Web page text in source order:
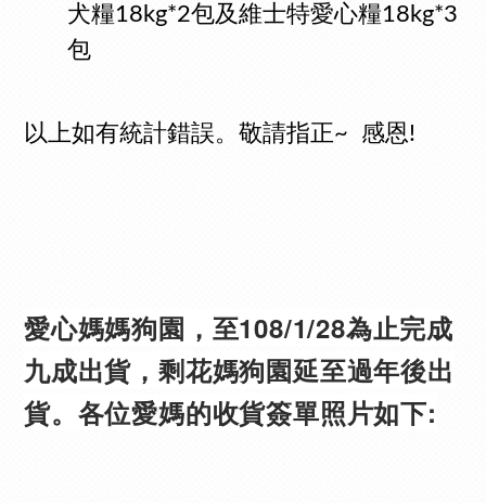
犬糧18kg*2包及維士特愛心糧18kg*3
包
以上如有統計錯誤。敬請指正~ 感恩!
愛心媽媽狗園，至108/1/28為止完成
九成出貨，剩花媽狗園延至過年後出
貨。各位愛媽的收貨簽單照片如下: